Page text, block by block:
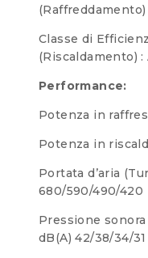
(Raffreddamento)
Classe di
(Riscaldamento) :
Performance:
Potenza in
Potenza in
Portata d’aria
680/590/490/420
Pressione
dB(A) 42/38/34/31